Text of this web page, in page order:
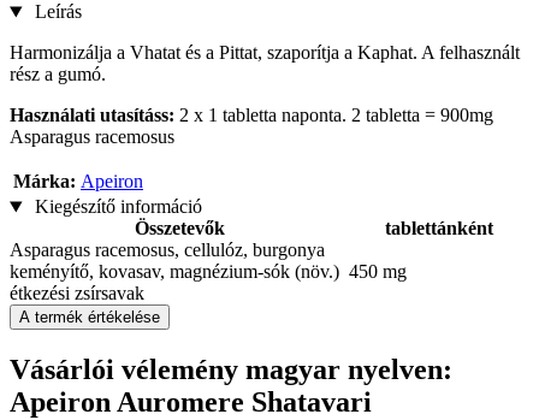
Leírás
Harmonizálja a Vhatat és a Pittat, szaporítja a Kaphat. A felhasznált
rész a gumó.
Használati utasításs: 2 x 1 tabletta naponta. 2 tabletta = 900mg
Asparagus racemosus
Márka: Apeiron
Kiegészítő információ
Összetevők
tablettánként
Asparagus racemosus, cellulóz, burgonya
keményítő, kovasav, magnézium-sók (növ.)
étkezési zsírsavak
450 mg
A termék értékelése
Vásárlói vélemény magyar nyelven:
Apeiron Auromere Shatavari